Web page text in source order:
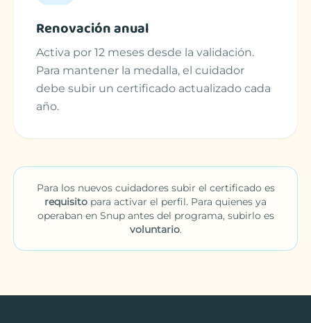
Renovación anual
Activa por 12 meses desde la validación.
Para mantener la medalla, el cuidador
debe subir un certificado actualizado cada
año.
Para los nuevos cuidadores subir el certificado es
requisito para activar el perfil. Para quienes ya
operaban en Snup antes del programa, subirlo es
voluntario.